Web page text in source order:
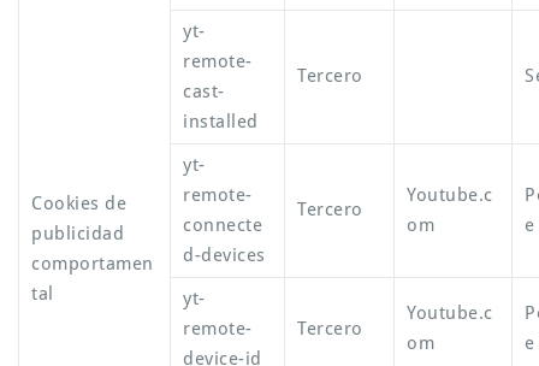
Cookies de
publicidad
comportamen
tal
yt-
remote-
cast-
installed
Tercero
yt-
remote-
connecte
d-devices
Tercero
Youtube.c
om
e
yt-
remote-
device-id
Tercero
Youtube.c
om
e